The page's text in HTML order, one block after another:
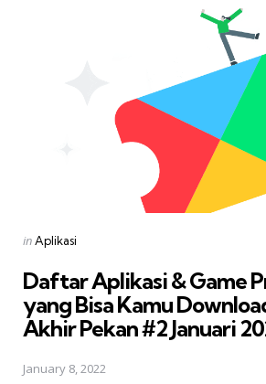
Posted
inAplikasi
Daftar Aplikasi & Game
yang Bisa Kamu
Akhir Pekan #2 Januari
January 8, 2022